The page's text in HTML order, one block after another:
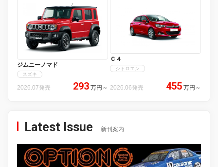
ジムニーノマド
スズキ
2026.07発売 293 万円 ～
Ｃ４
シトロエン
2026.06発売 455 万円 ～
Latest Issue 新刊案内